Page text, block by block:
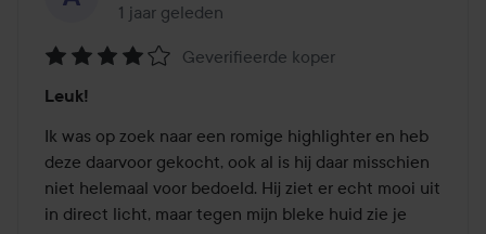
1 jaar geleden
Het bericht is gemaakt 1 jaar geleden
4
van
de
5
Geverifieerde koper
Leuk!
Ik was op zoek naar een romige highlighter en heb
deze daarvoor gekocht, ook al is hij daar misschien
niet helemaal voor bedoeld. Hij ziet er echt mooi uit
in direct licht, maar tegen mijn bleke huid zie je